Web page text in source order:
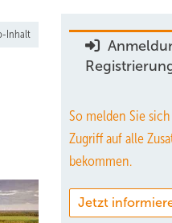
Inhalt
So melden Sie
Zugriff auf alle
bekommen.
Jetzt